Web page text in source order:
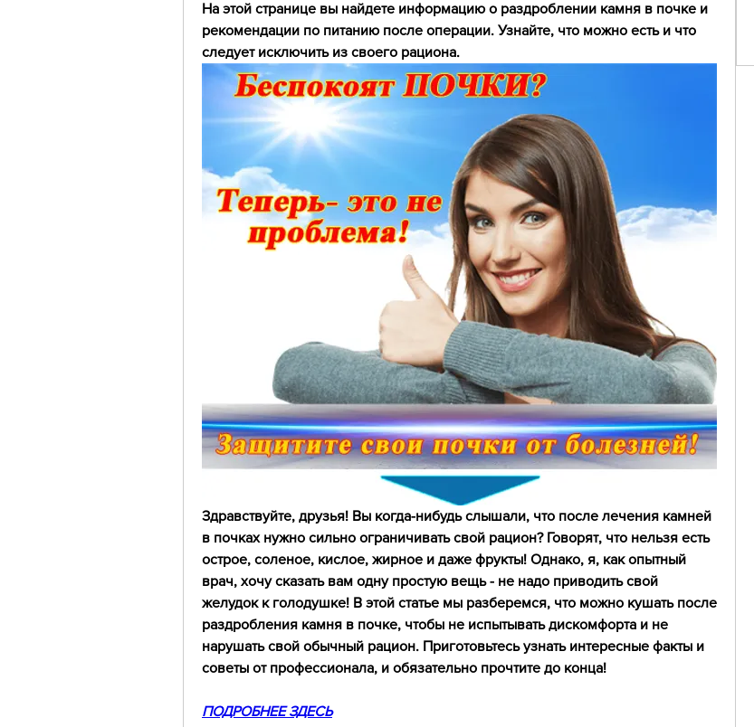
На этой странице вы найдете информацию о раздроблении камня в почке и
рекомендации по питанию после операции. Узнайте, что можно есть и что
следует исключить из своего рациона.
Здравствуйте, друзья! Вы когда-нибудь слышали, что после лечения камней
в почках нужно сильно ограничивать свой рацион? Говорят, что нельзя есть
острое, соленое, кислое, жирное и даже фрукты! Однако, я, как опытный
врач, хочу сказать вам одну простую вещь - не надо приводить свой
желудок к голодушке! В этой статье мы разберемся, что можно кушать после
раздробления камня в почке, чтобы не испытывать дискомфорта и не
нарушать свой обычный рацион. Приготовьтесь узнать интересные факты и
советы от профессионала, и обязательно прочтите до конца!
ПОДРОБНЕЕ ЗДЕСЬ